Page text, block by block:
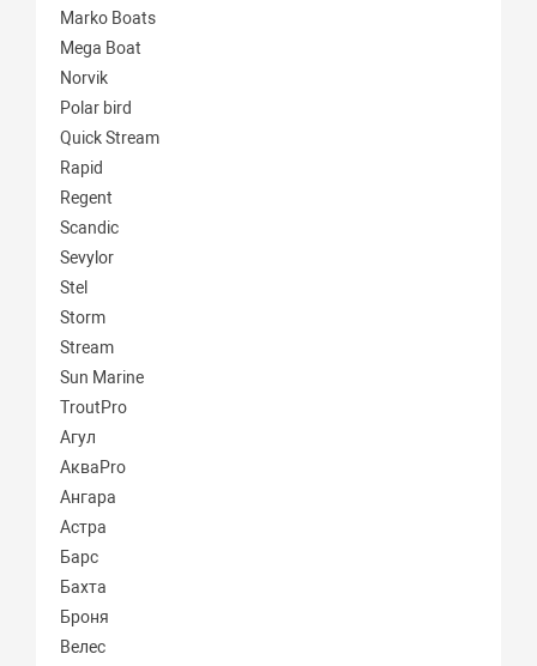
Marko Boats
Mega Boat
Norvik
Polar bird
Quick Stream
Rapid
Regent
Scandic
Sevylor
Stel
Storm
Stream
Sun Marine
TroutPro
Агул
АкваPro
Ангара
Астра
Барс
Бахта
Броня
Велес